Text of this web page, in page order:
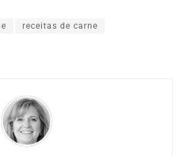
receitas de carne